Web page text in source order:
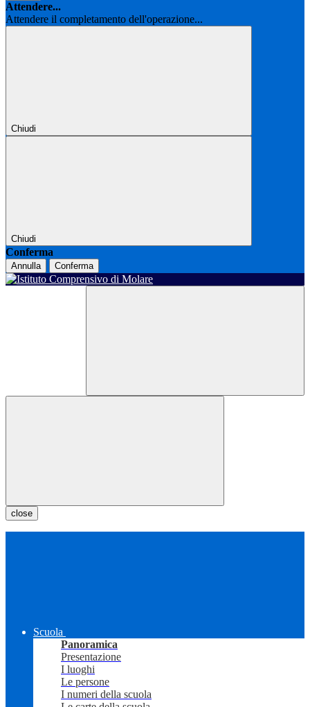
Attendere...
Attendere il completamento dell'operazione...
Chiudi
Chiudi
Conferma
Annulla Conferma
close
Scuola
Panoramica
Presentazione
I luoghi
Le persone
I numeri della scuola